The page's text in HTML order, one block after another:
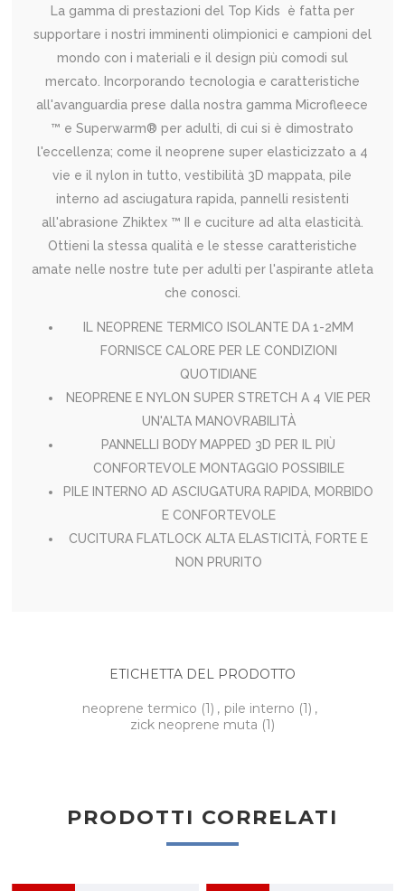
La gamma di prestazioni del Top Kids è fatta per
supportare i nostri imminenti olimpionici e campioni del
mondo con i materiali e il design più comodi sul
mercato. Incorporando tecnologia e caratteristiche
all'avanguardia prese dalla nostra gamma Microfleece
™ e Superwarm® per adulti, di cui si è dimostrato
l'eccellenza; come il neoprene super elasticizzato a 4
vie e il nylon in tutto, vestibilità 3D mappata, pile
interno ad asciugatura rapida, pannelli resistenti
all'abrasione Zhiktex ™ II e cuciture ad alta elasticità.
Ottieni la stessa qualità e le stesse caratteristiche
amate nelle nostre tute per adulti per l'aspirante atleta
che conosci.
IL NEOPRENE TERMICO ISOLANTE DA 1-2MM
FORNISCE CALORE PER LE CONDIZIONI
QUOTIDIANE
NEOPRENE E NYLON SUPER STRETCH A 4 VIE PER
UN'ALTA MANOVRABILITÀ
PANNELLI BODY MAPPED 3D PER IL PIÙ
CONFORTEVOLE MONTAGGIO POSSIBILE
PILE INTERNO AD ASCIUGATURA RAPIDA, MORBIDO
E CONFORTEVOLE
CUCITURA FLATLOCK ALTA ELASTICITÀ, FORTE E
NON PRURITO
ETICHETTA DEL PRODOTTO
neoprene termico (1) , pile interno (1) ,
zick neoprene muta (1)
PRODOTTI CORRELATI